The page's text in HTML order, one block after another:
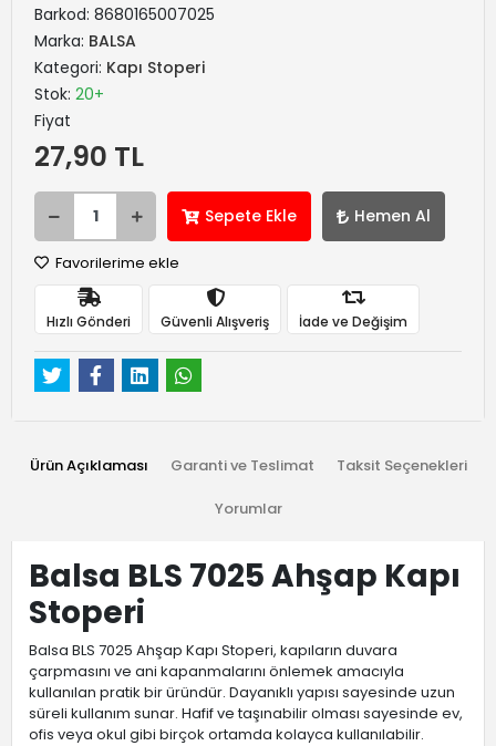
Barkod: 8680165007025
Marka: BALSA
Kategori: Kapı Stoperi
Stok: 20+
Fiyat
27,90 TL
Sepete Ekle Hemen Al
Favorilerime ekle
Hızlı Gönderi Güvenli Alışveriş İade ve Değişim
Ürün Açıklaması Garanti ve Teslimat Taksit Seçenekleri
Yorumlar
Balsa BLS 7025 Ahşap Kapı
Stoperi
Balsa BLS 7025 Ahşap Kapı Stoperi, kapıların duvara
çarpmasını ve ani kapanmalarını önlemek amacıyla
kullanılan pratik bir üründür. Dayanıklı yapısı sayesinde uzun
süreli kullanım sunar. Hafif ve taşınabilir olması sayesinde ev,
ofis veya okul gibi birçok ortamda kolayca kullanılabilir.